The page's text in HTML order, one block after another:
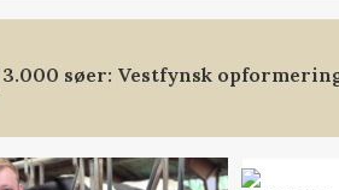
3.000 søer: Vestfynsk